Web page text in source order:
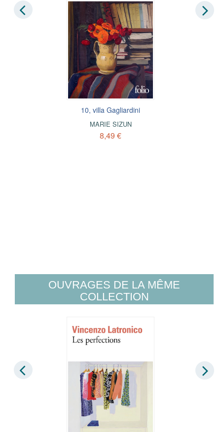
10, villa Gagliardini
MARIE SIZUN
8,49 €
OUVRAGES DE LA MÊME
COLLECTION